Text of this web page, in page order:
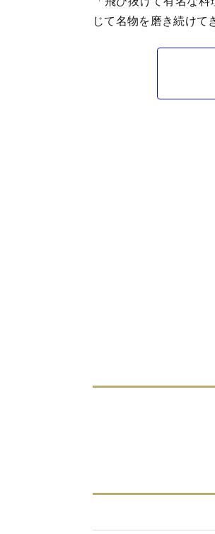
じて名物を磨き続けて